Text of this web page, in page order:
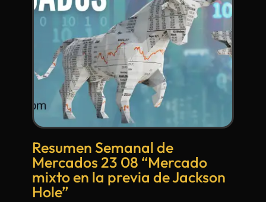
Resumen Semanal de
Mercados 23 08 “Mercado
mixto en la previa de Jackson
Hole”